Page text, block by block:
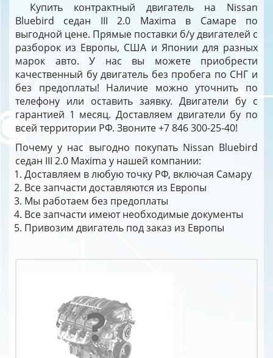
Купить контрактный двигатель на Nissan
Bluebird седан III 2.0 Maxima в Самаре по
выгодной цене. Прямые поставки б/у двигателей с
разборок из Европы, США и Японии для разных
марок авто. У нас вы можете приобрести
качественный бу двигатель без пробега по СНГ и
без предоплаты! Наличие можно уточнить по
телефону или оставить заявку. Двигатели бу с
гарантией 1 месяц. Доставляем двигатели бу по
всей территории РФ. Звоните +7 846 300-25-40!
Почему у нас выгодно покупать Nissan Bluebird
седан III 2.0 Maxima у нашей компании:
Доставляем в любую точку РФ, включая Самару
Все запчасти доставляются из Европы
Мы работаем без предоплаты
Все запчасти имеют необходимые документы
Привозим двигатель под заказ из Европы